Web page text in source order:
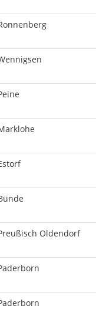
Oldendorf